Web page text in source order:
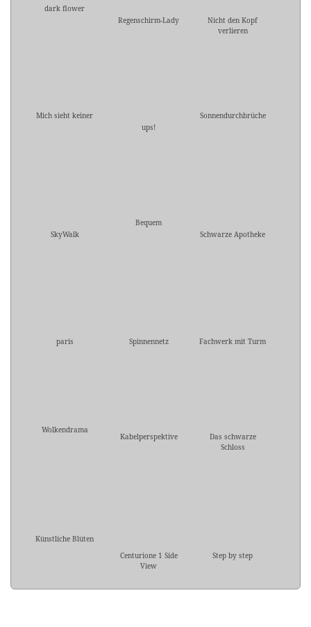
dark flower
Regenschirm-Lady
Nicht den Kopf
verlieren
Mich sieht keiner
ups!
Sonnendurchbrüche
SkyWalk
Bequem
Schwarze Apotheke
paris Spinnennetz Fachwerk mit Turm
Wolkendrama
Kabelperspektive
Das schwarze
Schloss
Künstliche Blüten
Centurione 1 Side
View
Step by step